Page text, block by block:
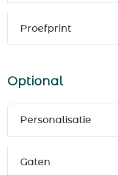
Proefprint
Optional
Personalisatie
Gaten